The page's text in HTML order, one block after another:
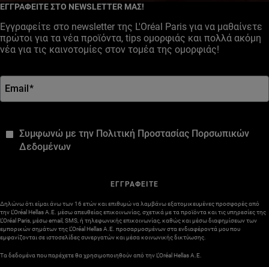
ΕΓΓΡΑΦΕΙΤΕ ΣΤΟ NEWSLETTER ΜΑΣ!
Εγγραφείτε στο newsletter της L'Oréal Paris για να μαθαίνετε
πρώτοι για τα νέα προϊόντα, tips ομορφιάς και πολλά ακόμη
νέα για τις καινοτομίες στον τομέα της ομορφιάς!
Email*
Συμφωνώ με την Πολιτική Προστασίας Πορσωπικών
Δεδομένων
ΕΓΓΡΑΦΕΙΤΕ
Δηλώνω ότι είμαι άνω των 16 ετών και επιθυμώ να λαμβάνω εξατομικευμένες προσφορές από
την L’Oréal Hellas A.E. μέσω απευθείας επικοινωνίας, σχετικά με τα προϊόντα και τις υπηρεσίες της
L’Oréal Paris, μέσω email, SMS, ή τηλεφωνικής επικοινωνίας, καθώς και μέσω διαφημίσεων των
εμπορικών σημάτων της L’Oréal Hellas A.E. προσαρμοσμένων στα ενδιαφέροντά μου που
εμφανίζονται σε ιστοσελίδες συνεργατών και μέσα κοινωνικής δικτύωσης.
Τα δεδομένα που παρέχετε θα χρησιμοποιηθούν από την L’Oréal Hellas A.E.